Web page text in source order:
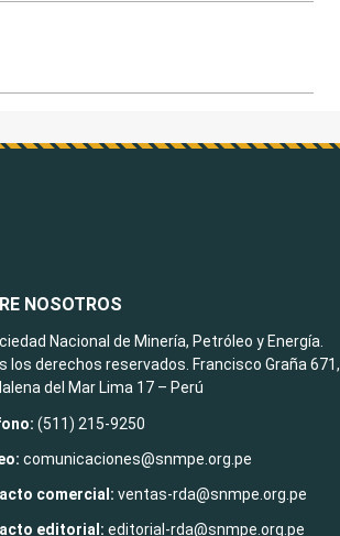
NOSOTROS
Nacional de Minería, Petróleo y Energía.
los derechos reservados. Francisco Graña 671,
del Mar Lima 17 – Perú
(511) 215-9250
comunicaciones@snmpe.org.pe
comercial: ventas-rda@snmpe.org.pe
editorial: editorial-rda@snmpe.org.pe